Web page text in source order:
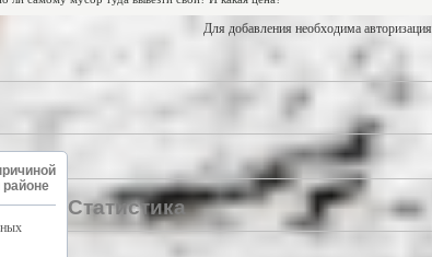
Для добавления необходима авторизация
Статистика